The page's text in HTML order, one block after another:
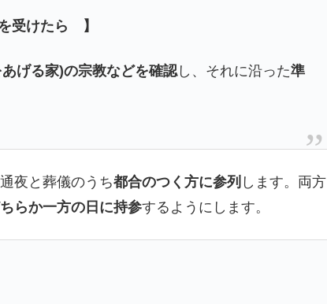
受けたら 】
げる家)の宗教などを確認し、それに沿った準
夜と葬儀のうち都合のつく方に参列 します。両方
らか一方の日に持参するようにします。